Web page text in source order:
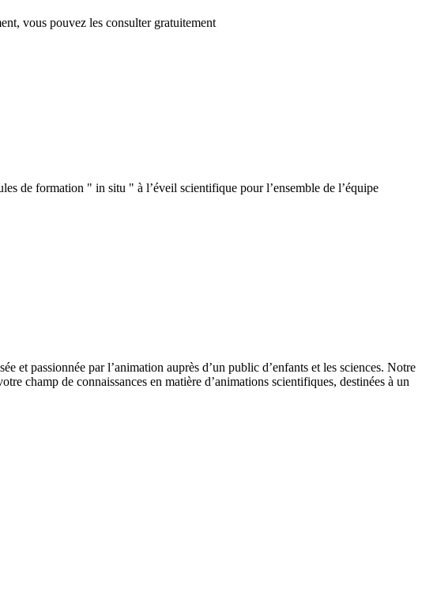
vous pouvez les consulter gratuitement
de formation " in situ " à l’éveil scientifique pour l’ensemble de l’équipe
et passionnée par l’animation auprès d’un public d’enfants et les sciences. Notre
champ de connaissances en matière d’animations scientifiques, destinées à un